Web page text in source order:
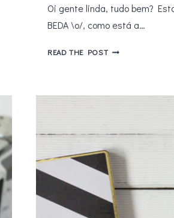
Oi gente linda, tudo bem?
BEDA \o/, como está a…
READ THE POST5
UM
NOVO
IDIOMA